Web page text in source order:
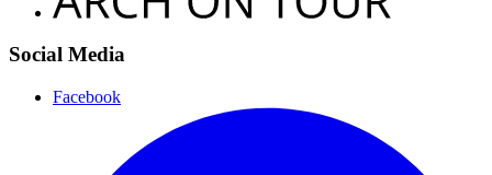
Social Media
Facebook